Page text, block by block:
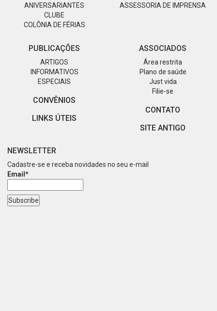
ANIVERSARIANTES
CLUBE
COLÔNIA DE FÉRIAS
ASSESSORIA DE IMPRENSA
PUBLICAÇÕES
ARTIGOS
INFORMATIVOS
ESPECIAIS
CONVÊNIOS
LINKS ÚTEIS
ASSOCIADOS
Área restrita
Plano de saúde
Just vida
Filie-se
CONTATO
SITE ANTIGO
NEWSLETTER
Cadastre-se e receba novidades no seu e-mail
Email*